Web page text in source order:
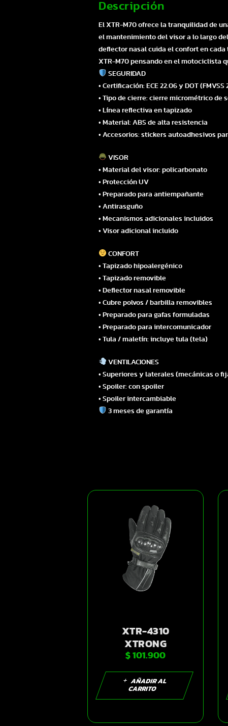
Descripción
El XTR-M70 ofrece la tranquilidad de
el mantenimiento del visor a lo largo
deflector nasal cuida el confort en
XTR-M70 pensando en el motociclista
SEGURIDAD
• Certificación: ECE 22.06 y DOT (FMVSS
• Tipo de cierre: cierre micrométrico de
• Línea reflectiva en tapizado
• Material: ABS de alta resistencia
• Accesorios: stickers autoadhesivos
VISOR
• Material del visor: policarbonato
• Protección UV
• Preparado para antiempañante
• Antirasguño
• Mecanismos adicionales incluidos
• Visor adicional incluido
CONFORT
• Tapizado hipoalergénico
• Tapizado removible
• Deflector nasal removible
• Cubre polvos / barbilla removibles
• Preparado para gafas formuladas
• Preparado para intercomunicador
• Tula / maletín: incluye tula (tela)
VENTILACIONES
• Superiores y laterales (mecánicas o
• Spoiler: con spoiler
• Spoiler intercambiable
3 meses de garantía
XTR-4310
XTRONG
GUANTES DAMA
NEGRO ROSADO S
| SKU14279
$ 101.900
AÑADIR AL
CARRITO